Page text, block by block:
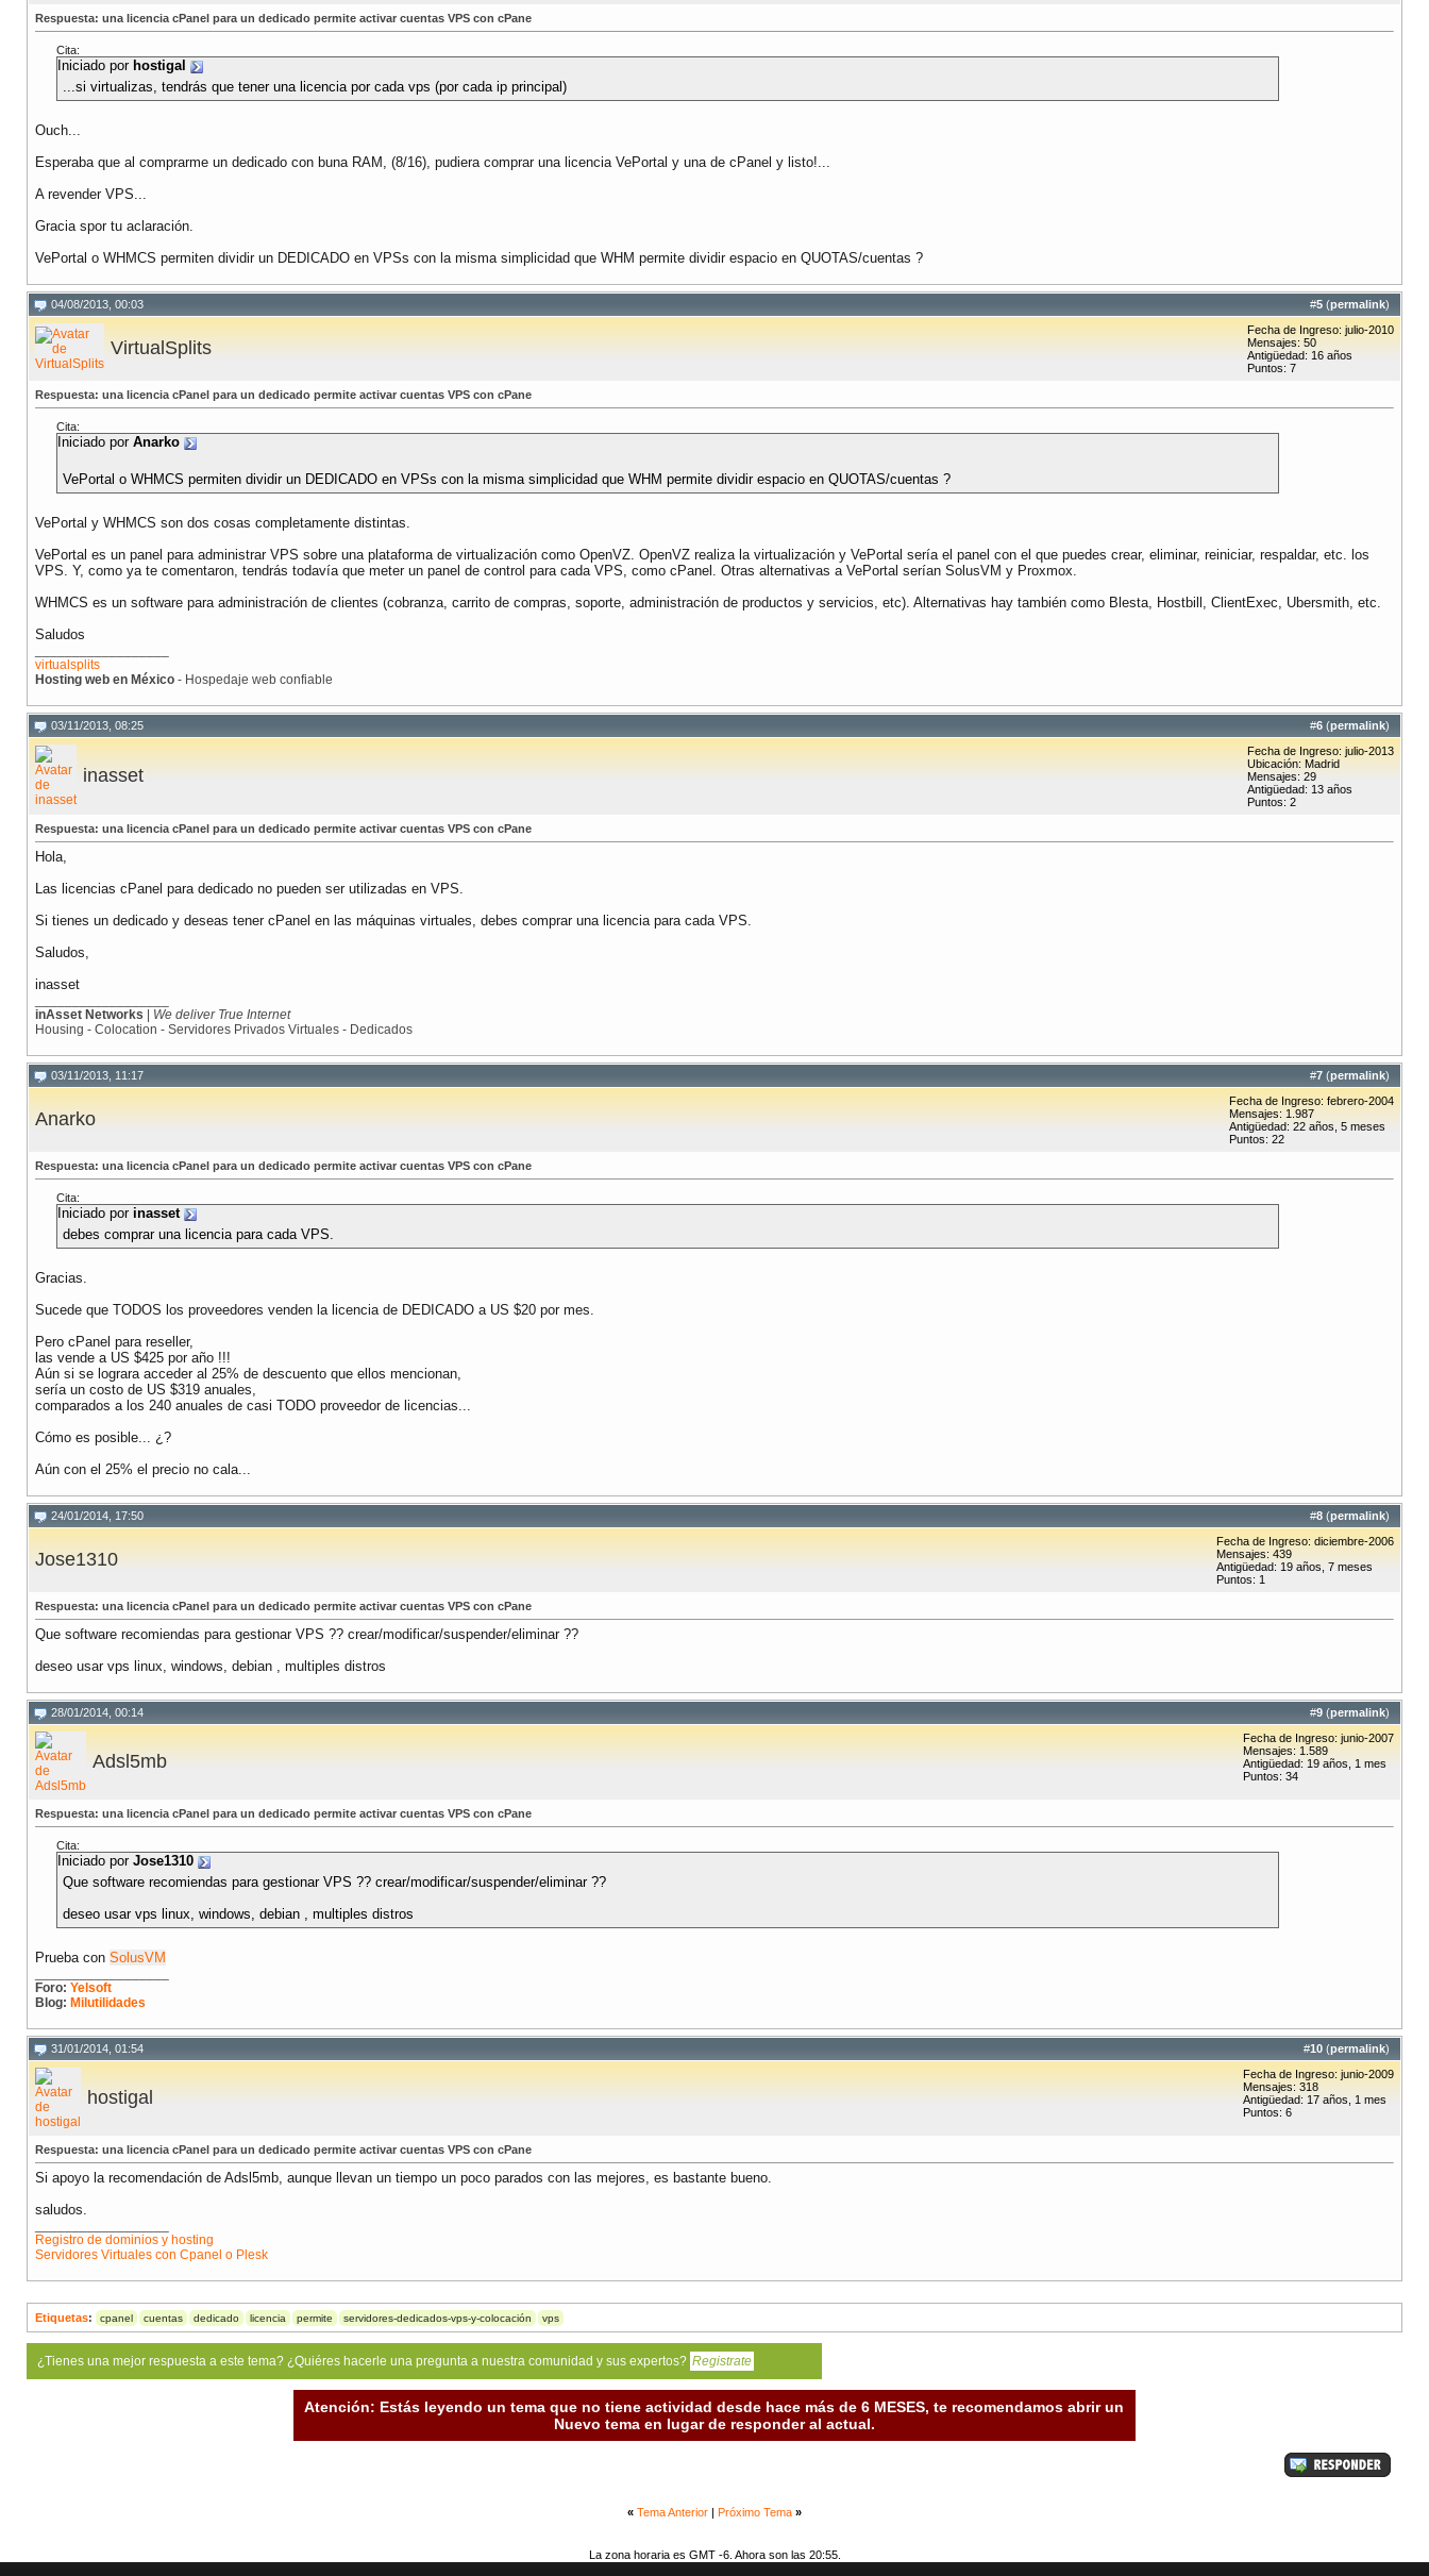
Respuesta: una licencia cPanel para un dedicado permite activar cuentas VPS con cPane
Cita:
Iniciado por hostigal
...si virtualizas, tendrás que tener una licencia por cada vps (por cada ip principal)
Ouch...
Esperaba que al comprarme un dedicado con buna RAM, (8/16), pudiera comprar una licencia VePortal y una de cPanel y listo!...
A revender VPS...
Gracia spor tu aclaración.
VePortal o WHMCS permiten dividir un DEDICADO en VPSs con la misma simplicidad que WHM permite dividir espacio en QUOTAS/cuentas ?
#5 (permalink)
04/08/2013, 00:03
VirtualSplits
Fecha de Ingreso: julio-2010
Mensajes: 50
Antigüedad: 16 años
Puntos: 7
Respuesta: una licencia cPanel para un dedicado permite activar cuentas VPS con cPane
Cita:
Iniciado por Anarko
VePortal o WHMCS permiten dividir un DEDICADO en VPSs con la misma simplicidad que WHM permite dividir espacio en QUOTAS/cuentas ?
VePortal y WHMCS son dos cosas completamente distintas.
VePortal es un panel para administrar VPS sobre una plataforma de virtualización como OpenVZ. OpenVZ realiza la virtualización y VePortal sería el panel con el que puedes crear, eliminar, reiniciar, respaldar, etc. los
VPS. Y, como ya te comentaron, tendrás todavía que meter un panel de control para cada VPS, como cPanel. Otras alternativas a VePortal serían SolusVM y Proxmox.
WHMCS es un software para administración de clientes (cobranza, carrito de compras, soporte, administración de productos y servicios, etc). Alternativas hay también como Blesta, Hostbill, ClientExec, Ubersmith, etc.
Saludos
virtualsplits
Hosting web en México - Hospedaje web confiable
#6 (permalink)
03/11/2013, 08:25
inasset
Fecha de Ingreso: julio-2013
Ubicación: Madrid
Mensajes: 29
Antigüedad: 13 años
Puntos: 2
Respuesta: una licencia cPanel para un dedicado permite activar cuentas VPS con cPane
Hola,
Las licencias cPanel para dedicado no pueden ser utilizadas en VPS.
Si tienes un dedicado y deseas tener cPanel en las máquinas virtuales, debes comprar una licencia para cada VPS.
Saludos,
inasset
inAsset Networks
We deliver True Internet
Housing - Colocation - Servidores Privados Virtuales - Dedicados
#7 (permalink)
03/11/2013, 11:17
Anarko
Fecha de Ingreso: febrero-2004
Mensajes: 1.987
Antigüedad: 22 años, 5 meses
Puntos: 22
Respuesta: una licencia cPanel para un dedicado permite activar cuentas VPS con cPane
Cita:
Iniciado por inasset
debes comprar una licencia para cada VPS.
Gracias.
Sucede que TODOS los proveedores venden la licencia de DEDICADO a US $20 por mes.
Pero cPanel para reseller,
las vende a US $425 por año !!!
Aún si se lograra acceder al 25% de descuento que ellos mencionan,
sería un costo de US $319 anuales,
comparados a los 240 anuales de casi TODO proveedor de licencias...
Cómo es posible... ¿?
Aún con el 25% el precio no cala...
#8 (permalink)
24/01/2014, 17:50
Jose1310
Fecha de Ingreso: diciembre-2006
Mensajes: 439
Antigüedad: 19 años, 7 meses
Puntos: 1
Respuesta: una licencia cPanel para un dedicado permite activar cuentas VPS con cPane
Que software recomiendas para gestionar VPS ?? crear/modificar/suspender/eliminar ??
deseo usar vps linux, windows, debian , multiples distros
#9 (permalink)
28/01/2014, 00:14
Adsl5mb
Fecha de Ingreso: junio-2007
Mensajes: 1.589
Antigüedad: 19 años, 1 mes
Puntos: 34
Respuesta: una licencia cPanel para un dedicado permite activar cuentas VPS con cPane
Cita:
Iniciado por Jose1310
Que software recomiendas para gestionar VPS ?? crear/modificar/suspender/eliminar ??
deseo usar vps linux, windows, debian , multiples distros
Prueba con SolusVM
Foro: Yelsoft
Blog: Milutilidades
#10 (permalink)
31/01/2014, 01:54
hostigal
Fecha de Ingreso: junio-2009
Mensajes: 318
Antigüedad: 17 años, 1 mes
Puntos: 6
Respuesta: una licencia cPanel para un dedicado permite activar cuentas VPS con cPane
Si apoyo la recomendación de Adsl5mb, aunque llevan un tiempo un poco parados con las mejores, es bastante bueno.
saludos.
Registro de dominios y hosting
Servidores Virtuales con Cpanel o Plesk
Etiquetas: cpanel cuentas dedicado licencia permite servidores-dedicados-vps-y-colocación vps
¿Tienes una mejor respuesta a este tema? ¿Quiéres hacerle una pregunta a nuestra comunidad y sus expertos? Registrate
Atención: Estás leyendo un tema que no tiene actividad desde hace más de 6 MESES, te recomendamos abrir un
Nuevo tema en lugar de responder al actual.
« Tema Anterior Próximo Tema »
La zona horaria es GMT -6. Ahora son las 20:55.